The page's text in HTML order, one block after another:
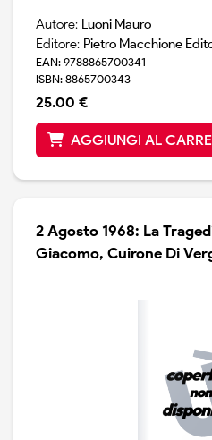
Autore: Luoni Mauro
Editore: Pietro Macchione
EAN: 9788865700341
ISBN: 8865700343
25.00 €
AGGIUNGI AL
2 Agosto 1968: La
Giacomo, Cuirone Di